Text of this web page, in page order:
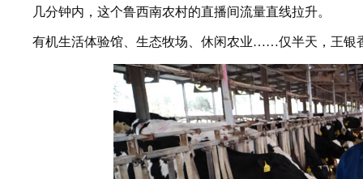
几分钟内，这个鲁西南农村的直播间流量直线拉升。
有机生活体验馆、生态牧场、休闲农业……仅半天，王银